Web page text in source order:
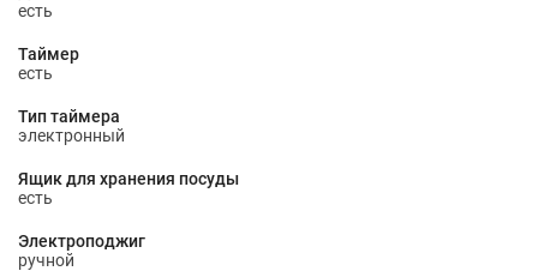
есть
Таймер
есть
Тип таймера
электронный
Ящик для хранения посуды
есть
Электроподжиг
ручной